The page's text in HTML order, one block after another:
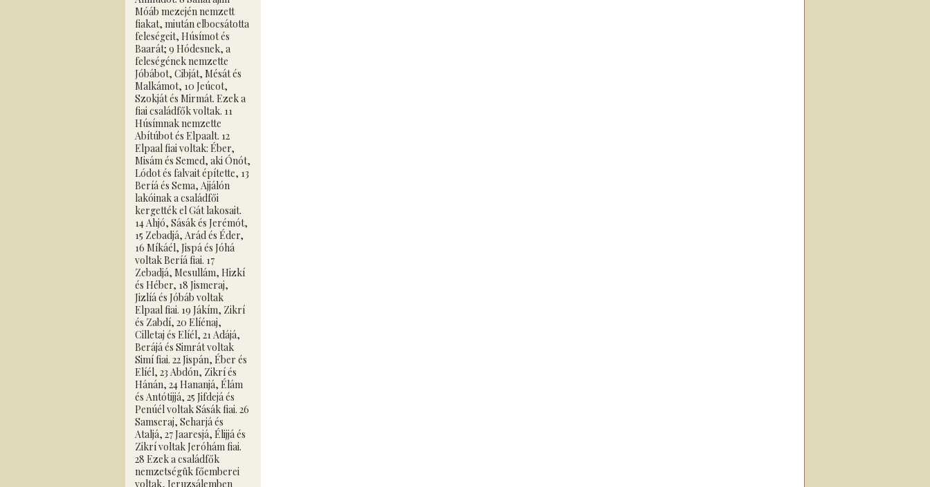
Móáb mezején nemzett
fiakat, miután elbocsátotta
feleségeit, Húsímot és
Baarát; 9 Hódesnek, a
feleségének nemzette
Jóbábot, Cibját, Mésát és
Malkámot, 10 Jeúcot,
Szokját és Mirmát. Ezek a
fiai családfők voltak. 11
Húsímnak nemzette
Abítúbot és Elpaalt. 12
Elpaal fiai voltak: Éber,
Misám és Semed, aki Ónót,
Lódot és falvait építette, 13
Beríá és Sema, Ajjálón
lakóinak a családfői
kergették el Gát lakosait.
14 Ahjó, Sásák és Jerémót,
15 Zebadjá, Arád és Éder,
16 Míkáél, Jispá és Jóhá
voltak Beríá fiai. 17
Zebadjá, Mesullám, Hizkí
és Héber, 18 Jismeraj,
Jizlíá és Jóbáb voltak
Elpaal fiai. 19 Jákím, Zikrí
és Zabdí, 20 Elíénaj,
Cilletaj és Elíél, 21 Adájá,
Berájá és Simrát voltak
Simí fiai. 22 Jispán, Éber és
Elíél, 23 Abdón, Zikrí és
Hánán, 24 Hananjá, Élám
és Antótijjá, 25 Jifdejá és
Penúél voltak Sásák fiai. 26
Samseraj, Seharjá és
Ataljá, 27 Jaaresjá, Élijjá és
Zikrí voltak Jeróhám fiai.
28 Ezek a családfők
nemzetségük főemberei
voltak, Jeruzsálemben